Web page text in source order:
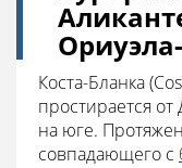
Коста-Бланка
простирается
на юге.
совпадающего с